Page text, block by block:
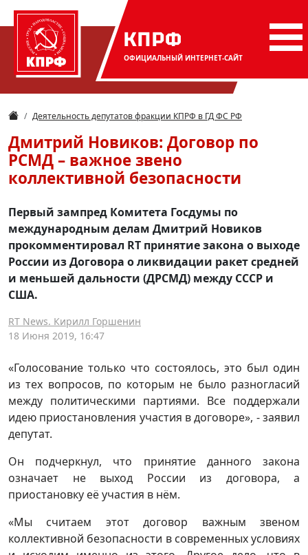
КПРФ
ОФИЦИАЛЬНЫЙ ИНТЕРНЕТ-САЙТ
Деятельность депутатов фракции КПРФ в ГД ФС РФ
Дмитрий Новиков: Договор по
РСМД – важное звено
коллективной безопасности
Первый зампред Комитета Госдумы по
международным делам Дмитрий Новиков
прокомментировал RT принятие закона о выходе
России из Договора о ликвидации ракет средней
и меньшей дальности (ДРСМД) между СССР и
США.
RT News. Кирилл Горшенин
18 Июня 2019, 16:47
«Голосование только что состоялось, это был один
из тех вопросов, по которым не было разногласий
между политическими партиями. Все поддержали
идею приостановления участия в договоре», - заявил
депутат.
Он подчеркнул, что принятие данного закона
означает не выход России из договора, а
приостановку её участия в нём.
«Мы считаем этот договор важным звеном
коллективной безопасности в современных условиях